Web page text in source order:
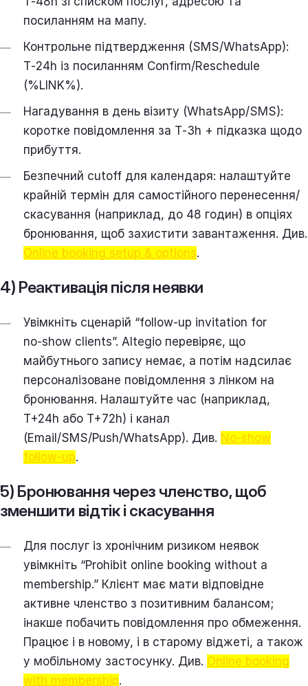
посиланням на мапу.
Контрольне підтвердження (SMS/WhatsApp):
T‑24h із посиланням Confirm/Reschedule
(%LINK%).
Нагадування в день візиту (WhatsApp/SMS):
коротке повідомлення за T‑3h + підказка щодо
прибуття.
Безпечний cutoff для календаря: налаштуйте
крайній термін для самостійного перенесення/
скасування (наприклад, до 48 годин) в опціях
бронювання, щоб захистити завантаження. Див.
Online booking setup & options.
4) Реактивація після неявки
Увімкніть сценарій “follow‑up invitation for
no‑show clients”. Altegio перевіряє, що
майбутнього запису немає, а потім надсилає
персоналізоване повідомлення з лінком на
бронювання. Налаштуйте час (наприклад,
T+24h або T+72h) і канал
(Email/SMS/Push/WhatsApp). Див. No‑show
follow‑up.
5) Бронювання через членство, щоб
зменшити відтік і скасування
Для послуг із хронічним ризиком неявок
увімкніть “Prohibit online booking without a
membership.” Клієнт має мати відповідне
активне членство з позитивним балансом;
інакше побачить повідомлення про обмеження.
Працює і в новому, і в старому віджеті, а також
у мобільному застосунку. Див. Online booking
with membership.